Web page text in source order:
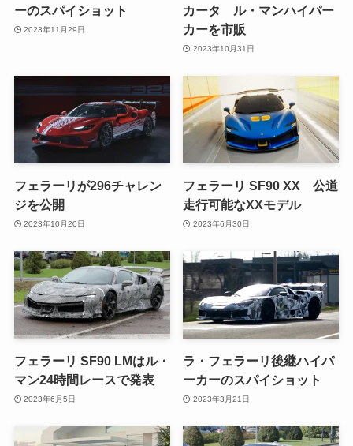
ーのスパイショット
2023年11月29日
カータ ル・マンハイパー
カーを市販
2023年10月31日
フェラーリが296チャレン
ジを公開
2023年10月20日
フェラーリ SF90 XX 公道
走行可能なXXモデル
2023年6月30日
フェラーリ SF90 LMはル・
マン24時間レースで発表
2023年6月5日
ラ・フェラーリ後継ハイパ
ーカーのスパイショット
2023年3月21日